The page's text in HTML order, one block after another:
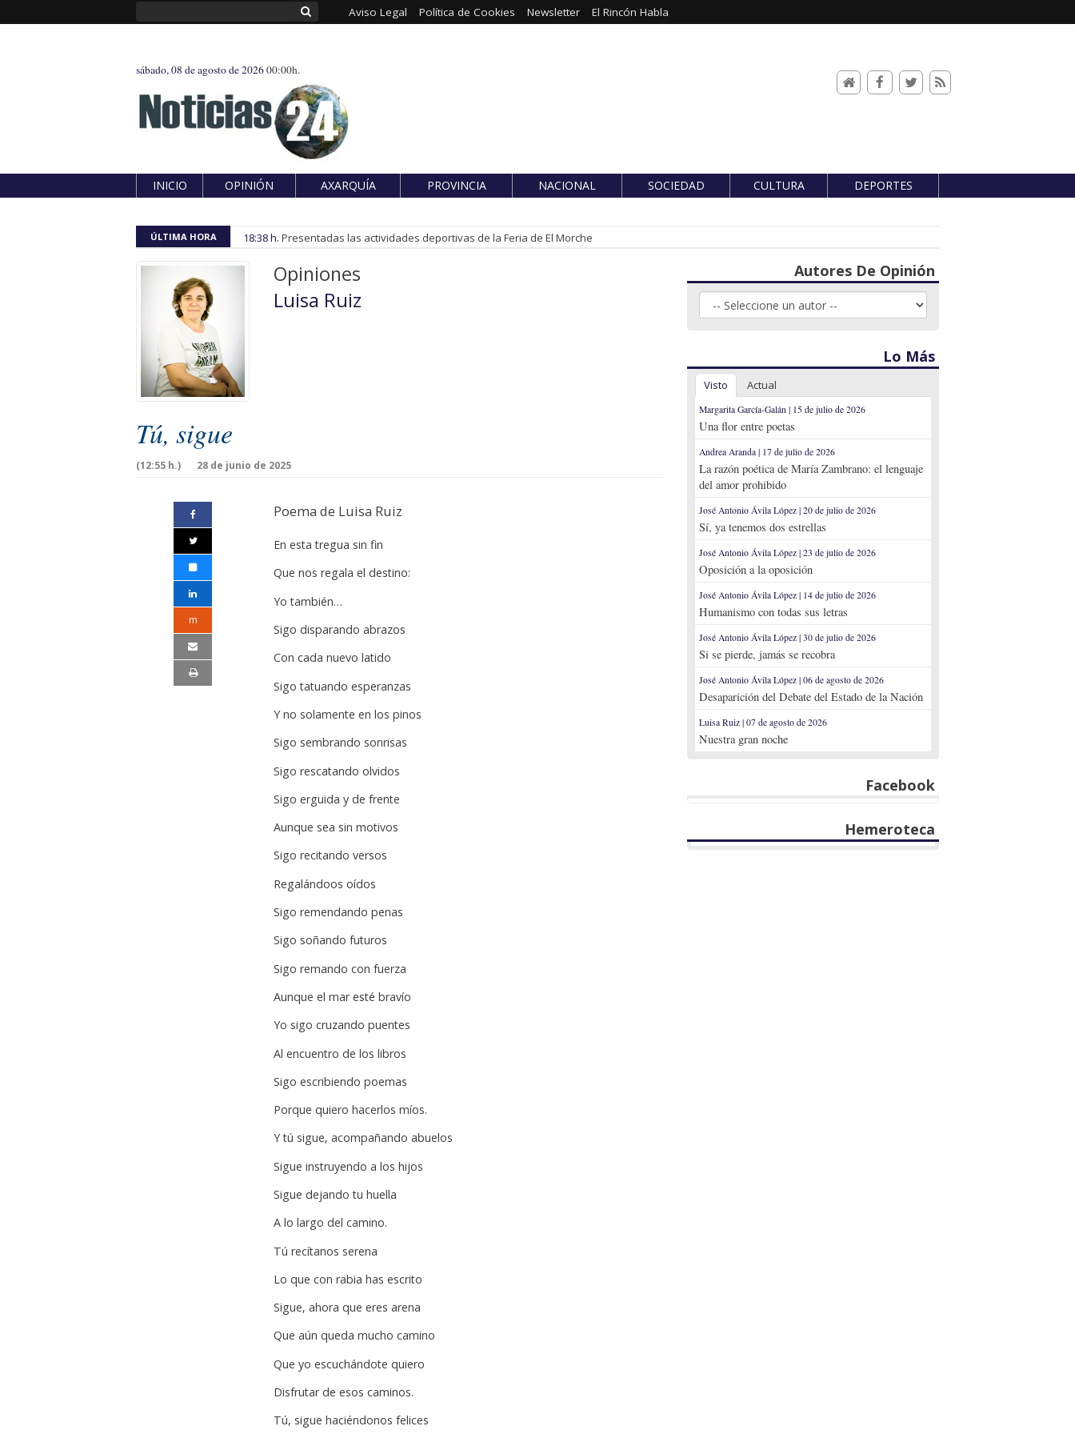
Aviso Legal Política de Cookies Newsletter El Rincón Habla
sábado, 08 de agosto de 202600:00h.
INICIO OPINIÓN AXARQUÍA PROVINCIA NACIONAL SOCIEDAD CULTURA DEPORTES
ÚLTIMA HORA 18:38 h. Presentadas las actividades deportivas de la Feria de El Morche
Opiniones
Luisa Ruiz
Tú, sigue
28 de junio de 2025
(12:55 h.)
m
Poema de Luisa Ruiz
En esta tregua sin fin
Que nos regala el destino:
Yo también…
Sigo disparando abrazos
Con cada nuevo latido
Sigo tatuando esperanzas
Y no solamente en los pinos
Sigo sembrando sonrisas
Sigo rescatando olvidos
Sigo erguida y de frente
Aunque sea sin motivos
Sigo recitando versos
Regalándoos oídos
Sigo remendando penas
Sigo soñando futuros
Sigo remando con fuerza
Aunque el mar esté bravío
Yo sigo cruzando puentes
Al encuentro de los libros
Sigo escribiendo poemas
Porque quiero hacerlos míos.
Y tú sigue, acompañando abuelos
Sigue instruyendo a los hijos
Sigue dejando tu huella
A lo largo del camino.
Tú recítanos serena
Lo que con rabia has escrito
Sigue, ahora que eres arena
Que aún queda mucho camino
Que yo escuchándote quiero
Disfrutar de esos caminos.
Tú, sigue haciéndonos felices
Autores De Opinión
Lo Más
Visto Actual
Margarita García-Galán | 15 de julio de 2026
Una flor entre poetas
Andrea Aranda | 17 de julio de 2026
La razón poética de María Zambrano: el lenguaje
del amor prohibido
José Antonio Ávila López | 20 de julio de 2026
Sí, ya tenemos dos estrellas
José Antonio Ávila López | 23 de julio de 2026
Oposición a la oposición
José Antonio Ávila López | 14 de julio de 2026
Humanismo con todas sus letras
José Antonio Ávila López | 30 de julio de 2026
Si se pierde, jamás se recobra
José Antonio Ávila López | 06 de agosto de 2026
Desaparición del Debate del Estado de la Nación
Luisa Ruiz | 07 de agosto de 2026
Nuestra gran noche
Facebook
Hemeroteca